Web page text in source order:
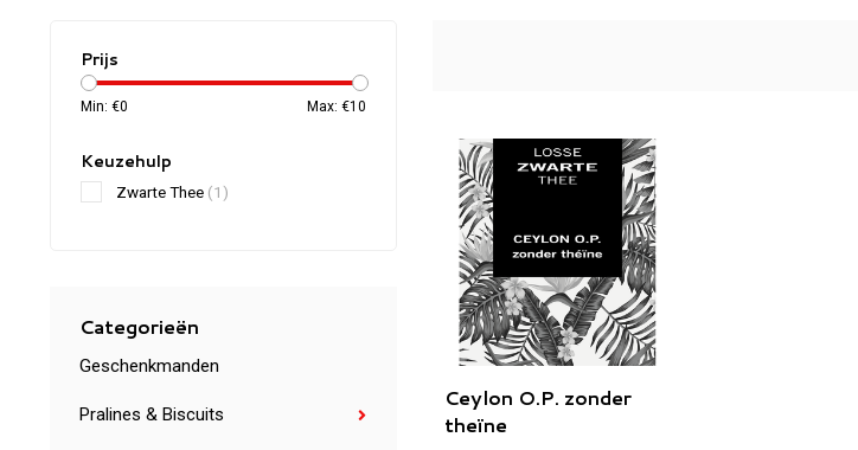
Prijs
Min: €0 Max: €10
Keuzehulp
Zwarte Thee (1)
Categorieën
Geschenkmanden
Pralines & Biscuits
Ceylon O.P. zonder
theïne